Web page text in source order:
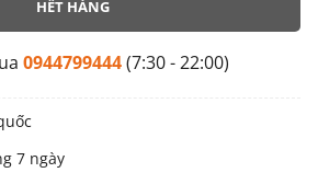
HẾT HÀNG
0944799444(7:30 - 22:00)
7 ngày